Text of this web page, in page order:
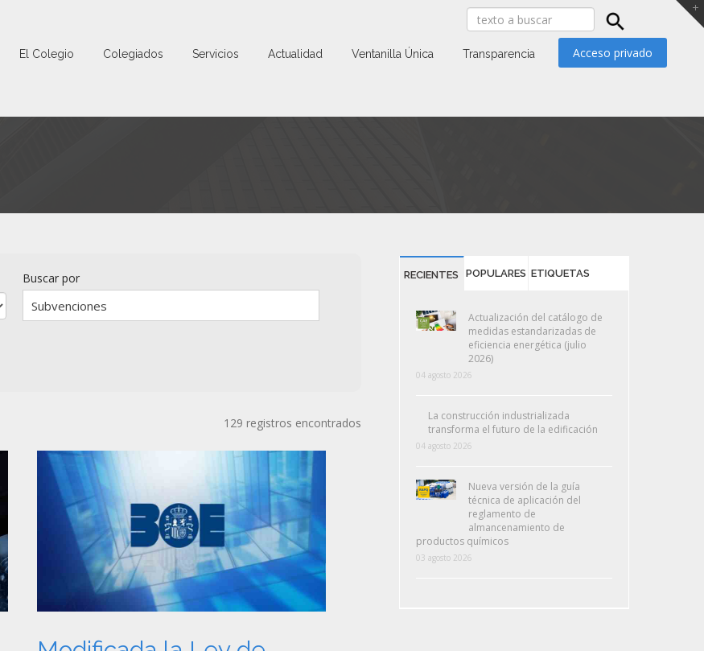
El Colegio Colegiados Servicios Actualidad Ventanilla Única Transparencia Acceso privado
Buscar por
129 registros encontrados
RECIENTES POPULARES ETIQUETAS
Actualización del catálogo de
medidas estandarizadas de
eficiencia energética (julio
2026)
04 agosto 2026
La construcción industrializada
transforma el futuro de la edificación
04 agosto 2026
Nueva versión de la guía
técnica de aplicación del
reglamento de
almancenamiento de
productos químicos
03 agosto 2026